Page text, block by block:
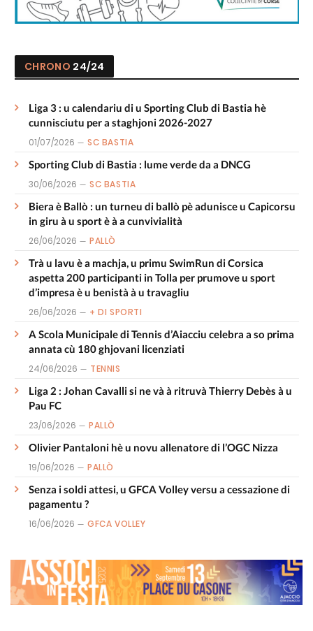
CHRONO 24/24
Liga 3 : u calendariu di u Sporting Club di Bastia hè
cunnisciutu per a staghjoni 2026-2027
01/07/2026 SC BASTIA
Sporting Club di Bastia : lume verde da a DNCG
30/06/2026 SC BASTIA
Biera è Ballò : un turneu di ballò pè adunisce u Capicorsu
in giru à u sport è à a cunvivialità
26/06/2026 PALLÒ
Trà u lavu è a machja, u primu SwimRun di Corsica
aspetta 200 participanti in Tolla per prumove u sport
d’impresa è u benistà à u travagliu
26/06/2026 + DI SPORTI
A Scola Municipale di Tennis d’Aiacciu celebra a so prima
annata cù 180 ghjovani licenziati
24/06/2026 TENNIS
Liga 2 : Johan Cavalli si ne và à ritruvà Thierry Debès à u
Pau FC
23/06/2026 PALLÒ
Olivier Pantaloni hè u novu allenatore di l’OGC Nizza
19/06/2026 PALLÒ
Senza i soldi attesi, u GFCA Volley versu a cessazione di
pagamentu ?
16/06/2026 GFCA VOLLEY